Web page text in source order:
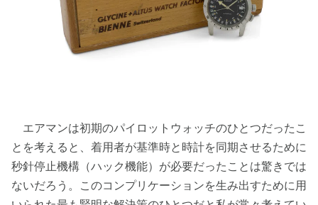
エアマンは初期のパイロットウォッチのひとつだったこ
とを考えると、着用者が基準時と時計を同期させるために
秒針停止機構（ハック機能）が必要だったことは驚きでは
ないだろう。このコンプリケーションを生み出すために用